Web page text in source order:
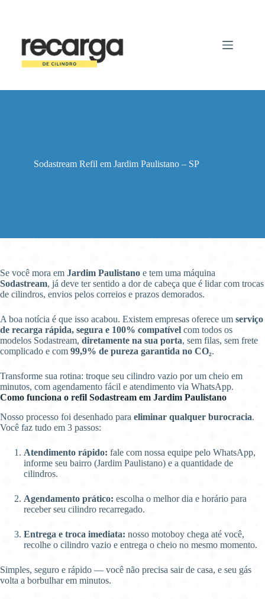
conteúdo
Sodastream Refil em Jardim Paulistano – SP
Se você mora em Jardim Paulistano e tem uma máquina
Sodastream, já deve ter sentido a dor de cabeça que é lidar com trocas
de cilindros, envios pelos correios e prazos demorados.
A boa notícia é que isso acabou. Existem empresas oferece um serviço
de recarga rápida, segura e 100% compatível com todos os
modelos Sodastream, diretamente na sua porta, sem filas, sem frete
complicado e com 99,9% de pureza garantida no CO₂.
Transforme sua rotina: troque seu cilindro vazio por um cheio em
minutos, com agendamento fácil e atendimento via WhatsApp.
Como funciona o refil Sodastream em Jardim Paulistano
Nosso processo foi desenhado para eliminar qualquer burocracia.
Você faz tudo em 3 passos:
Atendimento rápido: fale com nossa equipe pelo WhatsApp,
informe seu bairro (Jardim Paulistano) e a quantidade de
cilindros.
Agendamento prático: escolha o melhor dia e horário para
receber seu cilindro recarregado.
Entrega e troca imediata: nosso motoboy chega até você,
recolhe o cilindro vazio e entrega o cheio no mesmo momento.
Simples, seguro e rápido — você não precisa sair de casa, e seu gás
volta a borbulhar em minutos.